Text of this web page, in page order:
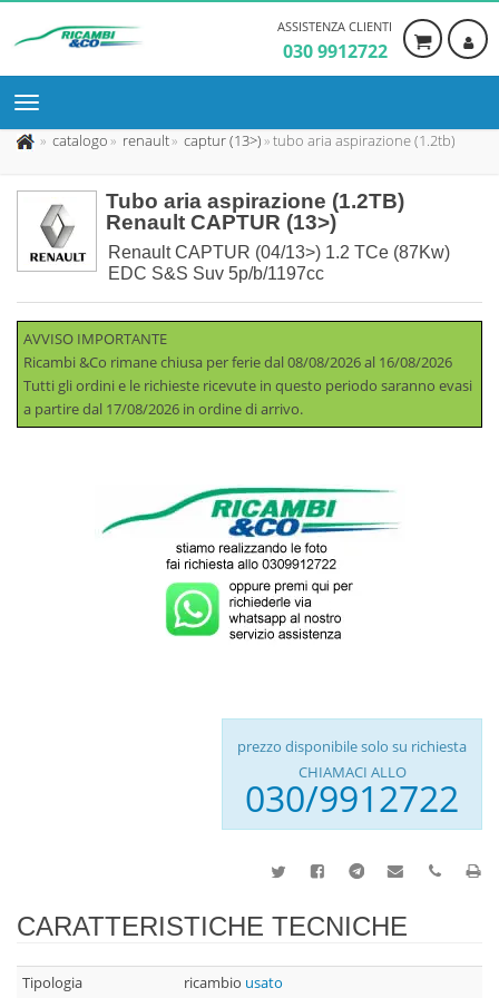
ASSISTENZA CLIENTI
030 9912722
catalogo renault captur (13>) tubo aria aspirazione (1.2tb)
Tubo aria aspirazione (1.2TB)
Renault CAPTUR (13>)
Renault CAPTUR (04/13>) 1.2 TCe (87Kw)
EDC S&S Suv 5p/b/1197cc
AVVISO IMPORTANTE
Ricambi &Co rimane chiusa per ferie dal 08/08/2026 al 16/08/2026
Tutti gli ordini e le richieste ricevute in questo periodo saranno evasi
a partire dal 17/08/2026 in ordine di arrivo.
prezzo disponibile solo su richiesta
CHIAMACI ALLO
030/9912722
CARATTERISTICHE TECNICHE
Tipologia ricambio usato